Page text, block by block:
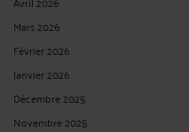
Mars 2026
Février 2026
Janvier 2026
Décembre 2025
Novembre 2025